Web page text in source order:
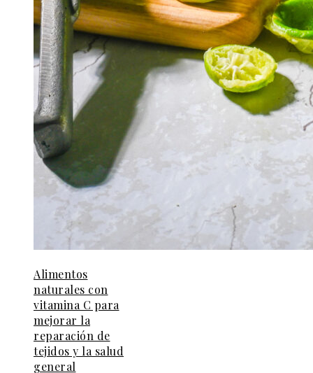
Alimentos
naturales con
vitamina C para
mejorar la
reparación de
tejidos y la salud
general